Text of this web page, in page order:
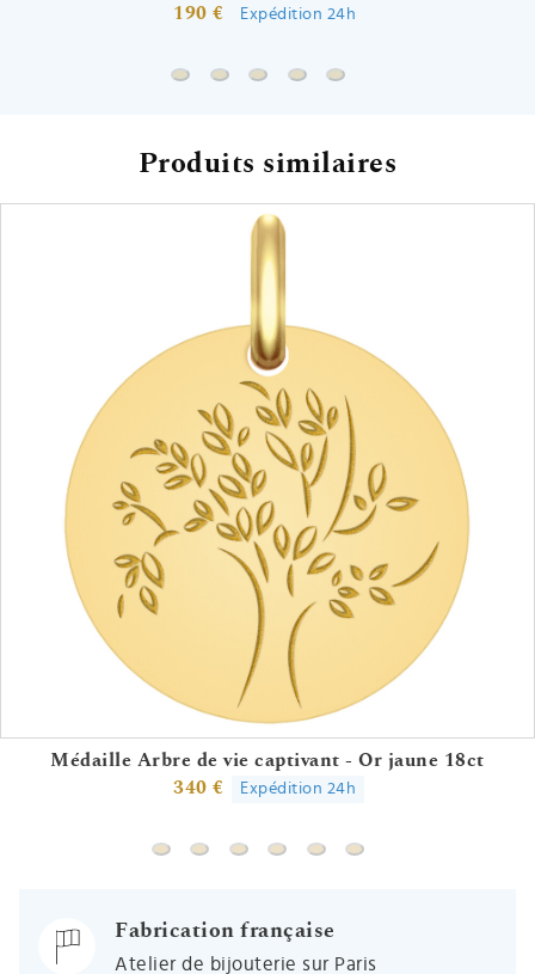
190 € Expédition 24h
Produits similaires
Médaille Arbre de vie captivant - Or jaune 18ct
340 €
Expédition 24h
Fabrication française
Atelier de bijouterie sur Paris